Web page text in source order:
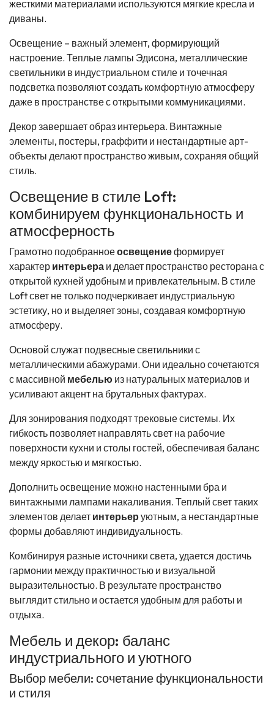
жесткими материалами используются мягкие кресла и
диваны.
Освещение – важный элемент, формирующий
настроение. Теплые лампы Эдисона, металлические
светильники в индустриальном стиле и точечная
подсветка позволяют создать комфортную атмосферу
даже в пространстве с открытыми коммуникациями.
Декор завершает образ интерьера. Винтажные
элементы, постеры, граффити и нестандартные арт-
объекты делают пространство живым, сохраняя общий
стиль.
Освещение в стиле Loft:
комбинируем функциональность и
атмосферность
Грамотно подобранноеосвещениеформирует
характер интерьера и делает пространство ресторана с
открытой кухней удобным и привлекательным. В стиле
Loft свет не только подчеркивает индустриальную
эстетику, но и выделяет зоны, создавая комфортную
атмосферу.
Основой служат подвесные светильники с
металлическими абажурами. Они идеально сочетаются
с массивной мебелью из натуральных материалов и
усиливают акцент на брутальных фактурах.
Для зонирования подходят трековые системы. Их
гибкость позволяет направлять свет на рабочие
поверхности кухни и столы гостей, обеспечивая баланс
между яркостью и мягкостью.
Дополнить освещение можно настенными бра и
винтажными лампами накаливания. Теплый свет таких
элементов делает интерьер уютным, а нестандартные
формы добавляют индивидуальность.
Комбинируя разные источники света, удается достичь
гармонии между практичностью и визуальной
выразительностью. В результате пространство
выглядит стильно и остается удобным для работы и
отдыха.
Мебель и декор: баланс
индустриального и уютного
Выбор мебели: сочетание функциональности
и стиля